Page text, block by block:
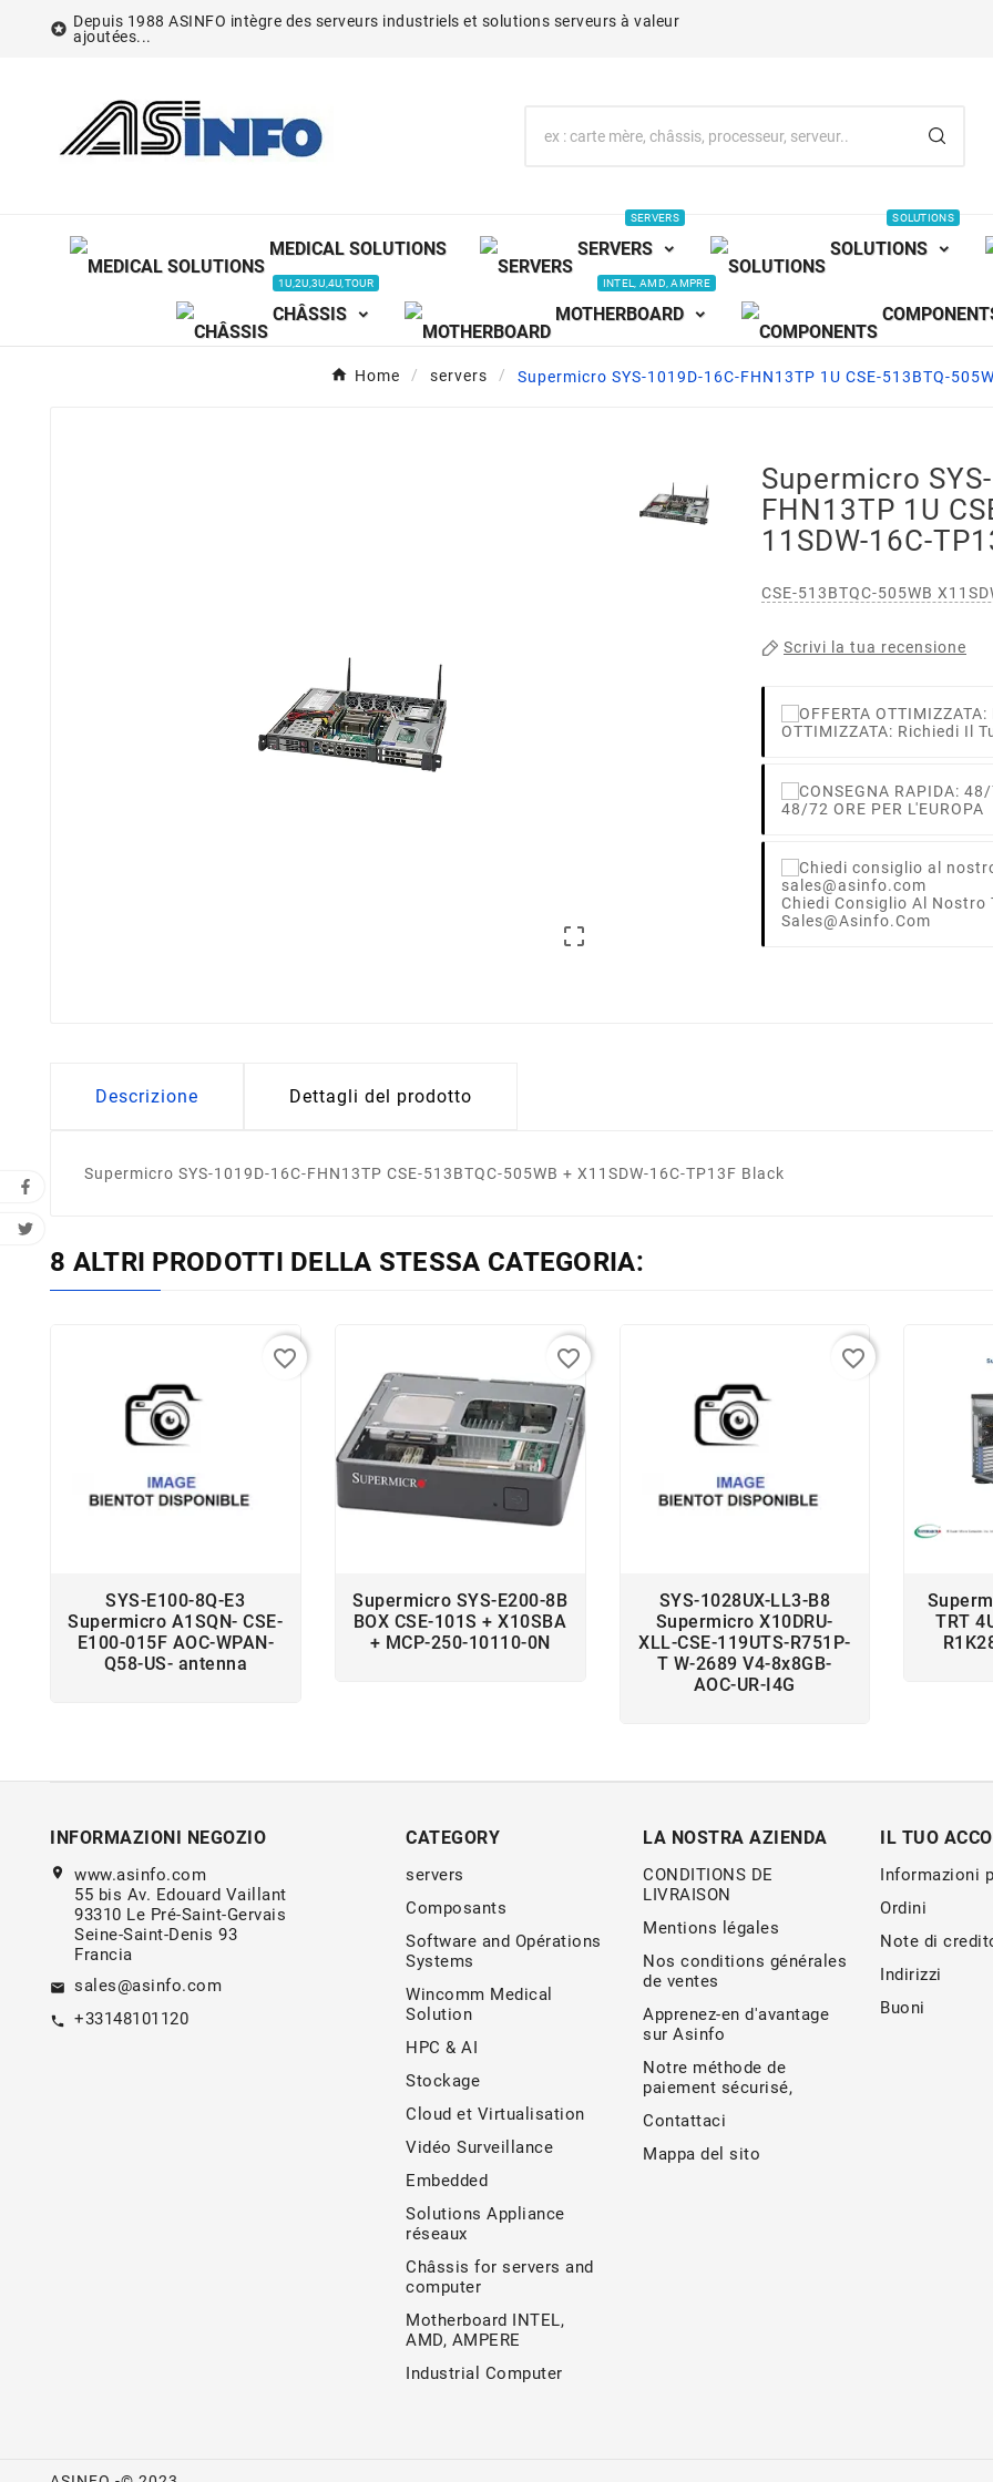
 Depuis 1988 ASINFO intègre des serveurs industriels et solutions serveurs à valeur
ajoutées...
MEDICAL SOLUTIONS SERVERS
SERVERS
SOLUTIONS
SOLUTIONS
CHÂSSIS
1U,2U,3U,4U,TOUR
MOTHERBOARD
INTEL, AMD, AMPRE
Home servers Supermicro SYS-1019D-16C-FHN13TP 1U CSE-513BTQ-

Supermicro
FHN13TP 1U
11SDW-16C-
CSE-513BTQC-505WB
Scrivi la tua recensione
OTTIMIZZATA: Richiedi Il
48/72 ORE PER L'EUROPA
Chiedi Consiglio Al Nostro
Sales@asinfo.com
Descrizione Dettagli del prodotto
Supermicro SYS-1019D-16C-FHN13TP CSE-513BTQC-505WB + X11SDW-16C-TP13F Black
8 ALTRI PRODOTTI DELLA STESSA CATEGORIA:
SYS-E100-8Q-E3
Supermicro A1SQN- CSE-
E100-015F AOC-WPAN-
Q58-US- antenna
favorite_border
Supermicro SYS-E200-8B
BOX CSE-101S + X10SBA
+ MCP-250-10110-0N
favorite_border
SYS-1028UX-LL3-B8
Supermicro X10DRU-
XLL-CSE-119UTS-R751P-
T W-2689 V4-8x8GB-
AOC-UR-I4G
favorite_border
TRT
INFORMAZIONI NEGOZIO
location_on
www.asinfo.com
55 bis Av. Edouard Vaillant
93310 Le Pré-Saint-Gervais
Seine-Saint-Denis 93
Francia
email sales@asinfo.com
call +33148101120
CATEGORY
servers
Composants
Software and Opérations
Systems
Wincomm Medical
Solution
HPC & AI
Stockage
Cloud et Virtualisation
Vidéo Surveillance
Embedded
Solutions Appliance
réseaux
Châssis for servers and
computer
Motherboard INTEL,
AMD, AMPERE
Industrial Computer
LA NOSTRA AZIENDA
CONDITIONS DE
LIVRAISON
Mentions légales
Nos conditions générales
de ventes
Apprenez-en d'avantage
sur Asinfo
Notre méthode de
paiement sécurisé,
Contattaci
Mappa del sito
IL TUO
Informazioni
Ordini
Note di
Indirizzi
Buoni